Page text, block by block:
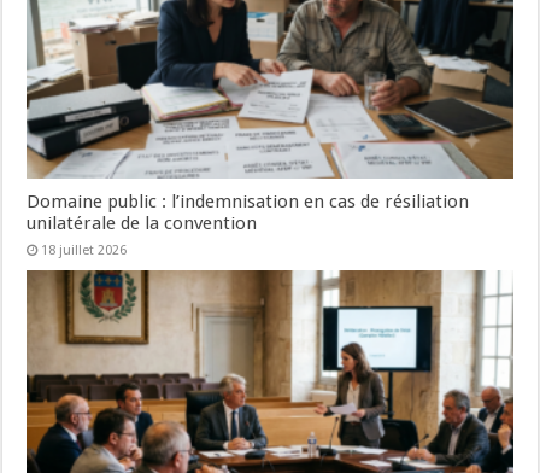
Domaine public : l’indemnisation en cas de résiliation
unilatérale de la convention
18 juillet 2026